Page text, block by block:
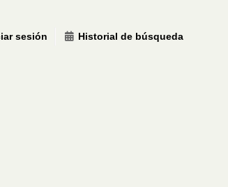
sesión Historial de búsqueda